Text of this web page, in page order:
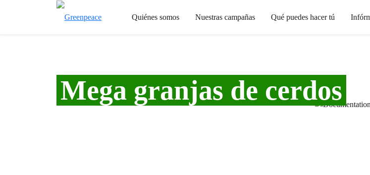
Quiénes somos Nuestras campañas Qué puedes hacer tú
Mega granjas de cerdos